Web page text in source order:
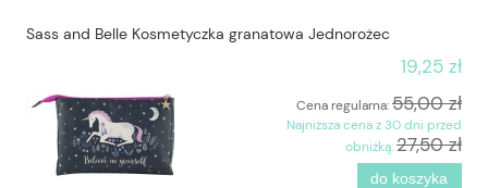
Sass and Belle Kosmetyczka granatowa Jednorożec
19,25 zł
Cena regularna:55,00 zł
Najniższa cena z 30 dni przed
obniżką:27,50 zł
do koszyka